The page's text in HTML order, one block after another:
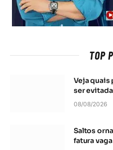
TOP
Veja quais
ser
08/08/2026
Saltos
fatura